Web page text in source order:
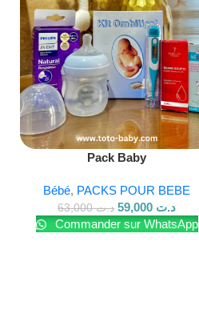
Pack Baby
Bébé, PACKS POUR BEBE
د.ت63,000 د.ت
Commander sur WhatsApp